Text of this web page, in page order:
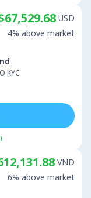
KYC
USD
4% above market
VND
6% above market